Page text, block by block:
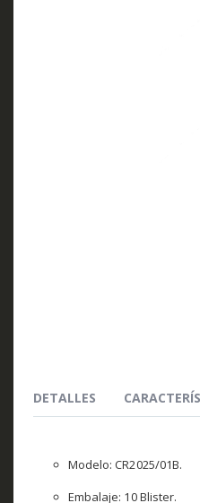
DETALLES
Modelo: CR2025/01B.
Embalaje: 10 Blister.